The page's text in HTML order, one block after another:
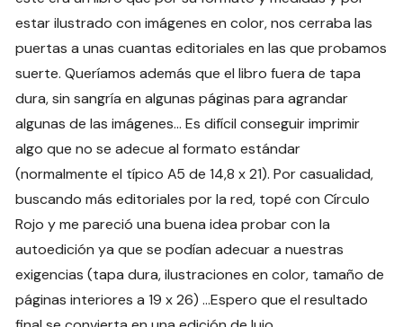
estar ilustrado con imágenes en color, nos cerraba las
puertas a unas cuantas editoriales en las que probamos
suerte. Queríamos además que el libro fuera de tapa
dura, sin sangría en algunas páginas para agrandar
algunas de las imágenes… Es difícil conseguir imprimir
algo que no se adecue al formato estándar
(normalmente el típico A5 de 14,8 x 21). Por casualidad,
buscando más editoriales por la red, topé con Círculo
Rojo y me pareció una buena idea probar con la
autoedición ya que se podían adecuar a nuestras
exigencias (tapa dura, ilustraciones en color, tamaño de
páginas interiores a 19 x 26) …Espero que el resultado